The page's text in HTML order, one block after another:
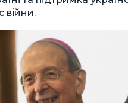
війни.